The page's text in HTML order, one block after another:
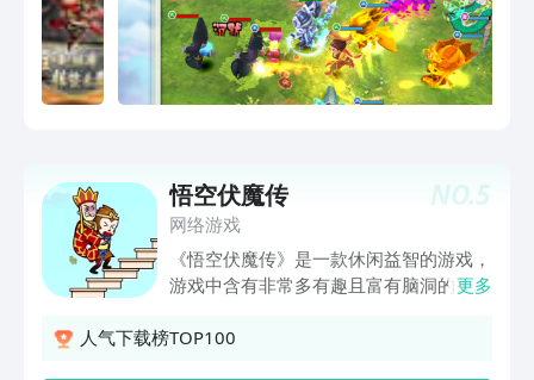
NO.5
悟空伏魔传
网络游戏
《悟空伏魔传》是一款休闲益智的游戏，
游戏中含有非常多有趣且富有脑洞的关
机关全部破解，相信你一定可以的！快来
更多
人气下载榜TOP100